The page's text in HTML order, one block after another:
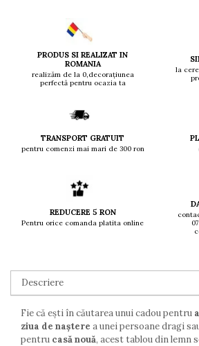
PRODUS SI REALIZAT IN
ROMANIA
realizăm de la 0,decorațiunea
perfectă pentru ocazia ta
la
TRANSPORT GRATUIT
pentru comenzi mai mari de 300 ron
REDUCERE 5 RON
Pentru orice comanda platita online
Descriere
Fie că ești în căutarea unui cadou pentru
ziua de naștere a unei persoane dragi
pentru casă nouă, acest tablou din lemn